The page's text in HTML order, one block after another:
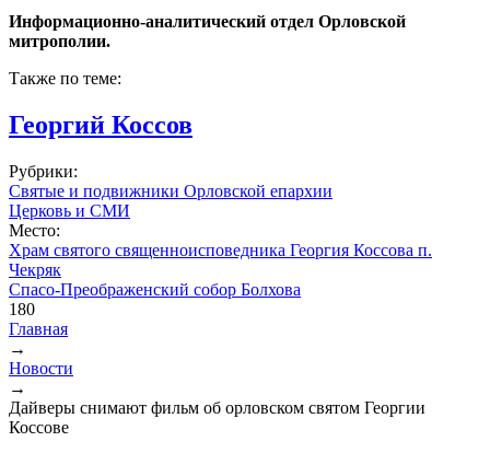
Информационно-аналитический отдел Орловской
митрополии.
Также по теме:
Георгий Коссов
Рубрики:
Святые и подвижники Орловской епархии
Церковь и СМИ
Место:
Храм святого священноисповедника Георгия Коссова п.
Чекряк
Спасо-Преображенский собор Болхова
180
Вы здесь
Главная
→
Новости
→
Дайверы снимают фильм об орловском святом Георгии
Коссове